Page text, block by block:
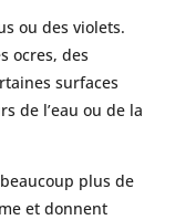
ou des violets.
ocres, des
surfaces
de l’eau ou de la
plus de
et donnent